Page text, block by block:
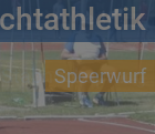
Speerwurf